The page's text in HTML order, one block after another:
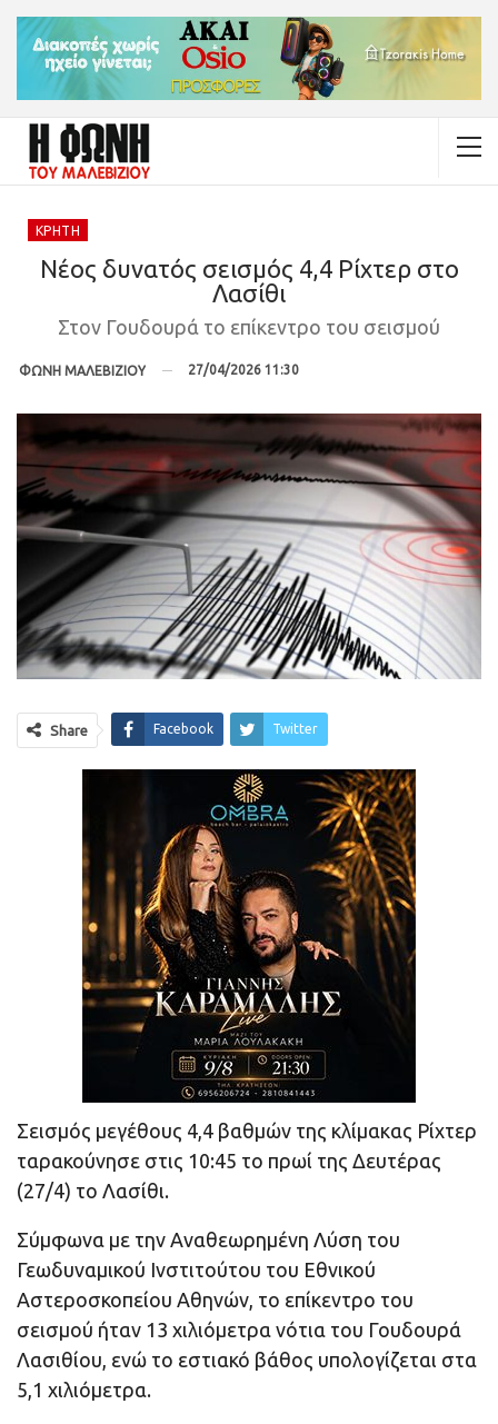
ΚΡΉΤΗ
Νέος δυνατός σεισμός 4,4 Ρίχτερ στο
Λασίθι
Στον Γουδουρά το επίκεντρο του σεισμού
ΦΩΝΗ ΜΑΛΕΒΙΖΙΟΥ 27/04/2026 11:30
Share Facebook Twitter
Σεισμός μεγέθους 4,4 βαθμών της κλίμακας Ρίχτερ
ταρακούνησε στις 10:45 το πρωί της Δευτέρας
(27/4) το Λασίθι.
Σύμφωνα με την Αναθεωρημένη Λύση του
Γεωδυναμικού Ινστιτούτου του Εθνικού
Αστεροσκοπείου Αθηνών, το επίκεντρο του
σεισμού ήταν 13 χιλιόμετρα νότια του Γουδουρά
Λασιθίου, ενώ το εστιακό βάθος υπολογίζεται στα
5,1 χιλιόμετρα.